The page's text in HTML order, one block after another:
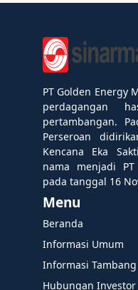
PT Golden Energy
perdagangan
pertambangan.
Perseroan
Kencana Eka
nama menjadi
pada tanggal 16
Menu
Beranda
Informasi Umum
Informasi Tambang
Hubungan Investor